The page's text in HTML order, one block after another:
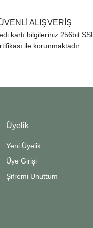
ALIŞVERİŞ
kartı bilgileriniz 256bit SSL
ile korunmaktadır.
Üyelik
Yeni Üyelik
Üye Girişi
Şifremi Unuttum